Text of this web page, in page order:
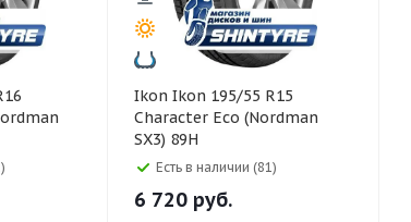
Ikon Ikon 195/55 R15
Character Eco (Nordman
SX3) 89H
Есть в наличии (81)
6 720 руб.